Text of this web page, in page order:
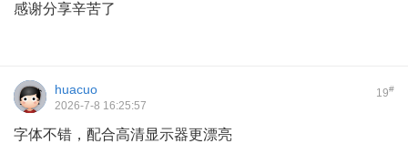
感谢分享辛苦了
19#
huacuo
2026-7-8 16:25:57
字体不错，配合高清显示器更漂亮